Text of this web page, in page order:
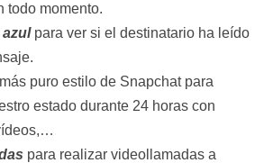
todo momento.
para ver si el destinatario ha leído
puro estilo de Snapchat para
estado durante 24 horas con
para realizar videollamadas a